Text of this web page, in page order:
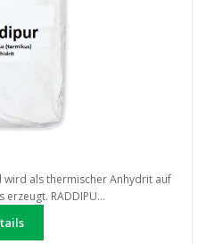
wird als thermischer Anhydrit auf
erzeugt. RADDIPU...